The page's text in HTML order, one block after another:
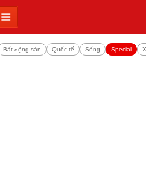
Bất động sản Quốc tế Sống Special